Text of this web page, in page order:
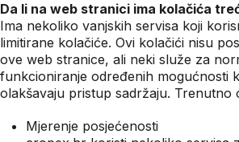
Da li na web stranici ima kolačića
Ima nekoliko vanjskih servisa koji
limitirane kolačiće. Ovi kolačići nisu
ove web stranice, ali neki služe za
funkcioniranje određenih mogućnosti
olakšavaju pristup sadržaju. Trenutno
Mjerenje posjećenosti